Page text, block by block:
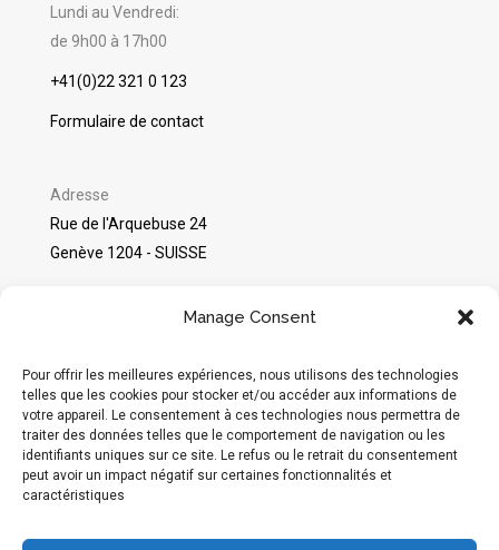
Manage Consent
Pour offrir les meilleures expériences, nous utilisons des technologies
telles que les cookies pour stocker et/ou accéder aux informations de
votre appareil. Le consentement à ces technologies nous permettra de
traiter des données telles que le comportement de navigation ou les
identifiants uniques sur ce site. Le refus ou le retrait du consentement
peut avoir un impact négatif sur certaines fonctionnalités et
caractéristiques
Lundi au Vendredi:
de 9h00 à 17h00
+41(0)22 321 0 123
Formulaire de contact
Adresse
Rue de l'Arquebuse 24
Genève 1204 - SUISSE
Réseaux sociaux
Instagram
Moyens de paiement acceptés :